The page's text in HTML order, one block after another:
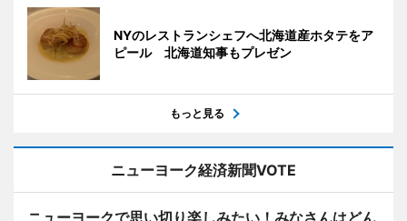
NYのレストランシェフへ北海道産ホタテをア
ピール 北海道知事もプレゼン
もっと見る
ニューヨーク経済新聞VOTE